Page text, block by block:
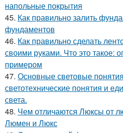
напольные покрытия
45. Как правильно залить
фундаментов
46. Как правильно сделать
своими руками. Что это такое:
примером
47. Основные световые
светотехнические понятия и
света.
48. Чем отличаются Люксы от
Люмен и Люкс